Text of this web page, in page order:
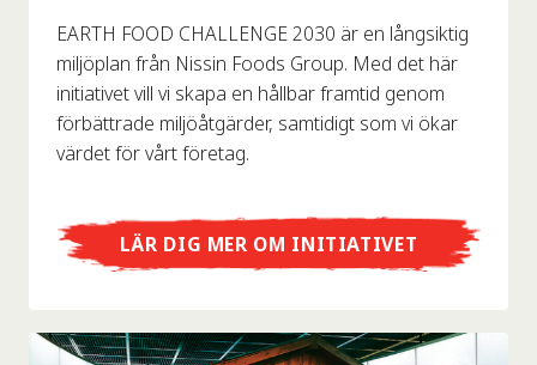
EARTH FOOD CHALLENGE 2030 är en långsiktig
miljöplan från Nissin Foods Group. Med det här
initiativet vill vi skapa en hållbar framtid genom
förbättrade miljöåtgärder, samtidigt som vi ökar
värdet för vårt företag.
LÄR DIG MER OM INITIATIVET